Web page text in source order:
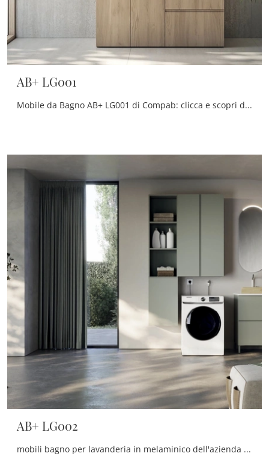
AB+ LG001
Mobile da Bagno AB+ LG001 di Compab: clicca e scopri di più su mobili bagno per lavanderia in melaminico e elementi accessori del marchio.
AB+ LG002
mobili bagno per lavanderia in melaminico dell'azienda Compab: clicca e scopri l'arredo bagno moderno AB+ LG002 per la stanza del benessere.